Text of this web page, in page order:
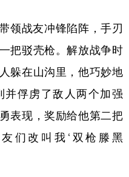
战友冲锋陷阵，手刃
把驳壳枪。解放战争时
躲在山沟里，他巧妙地
并俘虏了敌人两个加强
表现，奖励给他第二把
们改叫我‘双枪滕黑